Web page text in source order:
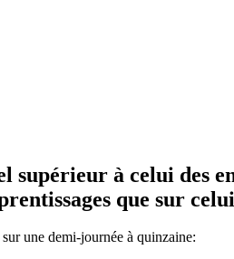
à celui des
que sur
une demi-journée à quinzaine: